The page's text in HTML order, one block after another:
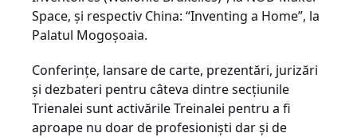
Space, și respectiv China: “Inventing a Home”, la
Palatul Mogoșoaia.
Conferințe, lansare de carte, prezentări, jurizări
și dezbateri pentru câteva dintre secțiunile
Trienalei sunt activările Treinalei pentru a fi
aproape nu doar de profesioniști dar și de